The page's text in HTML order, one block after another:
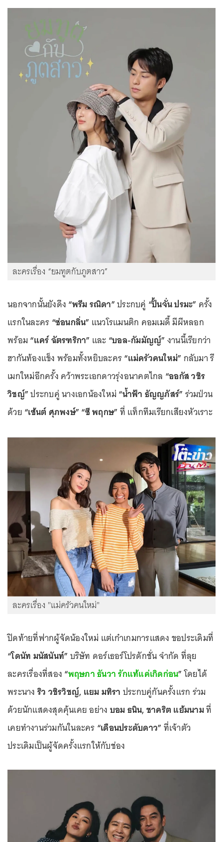
ละครเรื่อง “ยมทูตกับภูตสาว”
นอกจากนั้นยังดึง “พรีม รณิดา”ประกบคู่ “ปั้นจั่น ปรมะ” ครั้ง
แรกในละคร “ซ่อนกลิ่น” แนวโรแมนติก คอมเมดี้ มีผีหลอก
พร้อม “แคร์ ฉัตรฑริกา” และ “บอล-กัมมัญญ์” งานนี้เรียกว่า
ฮากันท้องแข็ง พร้อมทั้งหยิบละคร“แม่ครัวคนใหม่” กลับมา รี
เมกใหม่อีกครั้ง คว้าพระเอกดาวรุ่งอนาคตไกล “ออกัส วชิร
วิชญ์”ประกบคู่ นางเอกน้องใหม่ “น้ำฟ้า ธัญญภัสร์” ร่วมป่วน
ด้วย “เซ้นต์ ศุภพงษ์” “ซี พฤกษ” ที่ แท็กทีมเรียกเสียงหัวเราะ
ละครเรื่อง "แม่ครัวคนใหม่"
ปิดท้ายที่ฟากผู้จัดน้องใหม่ แต่เก๋าเกมการแสดง ขอประเดิมที่
“โดนัท มนัสนันท์” บริษัท ดอร์เธอร์โปรดักชั่น จำกัด ที่ลุย
ละครเรื่องที่สอง “พฤษภา ธันวา รักแท้แค่เกิดก่อน”โดยได้
พระนาง ริว วชิรวิชญ์, แยม มทิรา ประกบคู่กันครั้งแรก ร่วม
ด้วยนักแสดงสุดคุ้นเคย อย่าง บอม ธนิน, ชาคริต แย้มนามที่
เคยทำงานร่วมกันในละคร “เดือนประดับดาว” ที่เจ้าตัว
ประเดิมเป็นผู้จัดครั้งแรกให้กับช่อง